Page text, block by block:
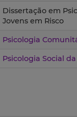
Dissertação em
Jovens em Risco
Psicologia
Psicologia Social